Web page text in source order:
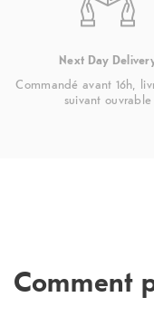
Next Day
Commandé avant 16h,
suivant ouvrable
Comment